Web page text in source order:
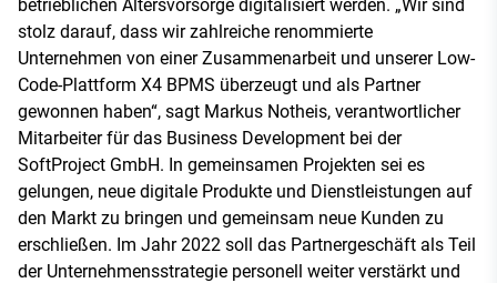
betrieblichen Altersvorsorge digitalisiert werden. „Wir sind
stolz darauf, dass wir zahlreiche renommierte
Unternehmen von einer Zusammenarbeit und unserer Low-
Code-Plattform X4 BPMS überzeugt und als Partner
gewonnen haben“, sagt Markus Notheis, verantwortlicher
Mitarbeiter für das Business Development bei der
SoftProject GmbH. In gemeinsamen Projekten sei es
gelungen, neue digitale Produkte und Dienstleistungen auf
den Markt zu bringen und gemeinsam neue Kunden zu
erschließen. Im Jahr 2022 soll das Partnergeschäft als Teil
der Unternehmensstrategie personell weiter verstärkt und